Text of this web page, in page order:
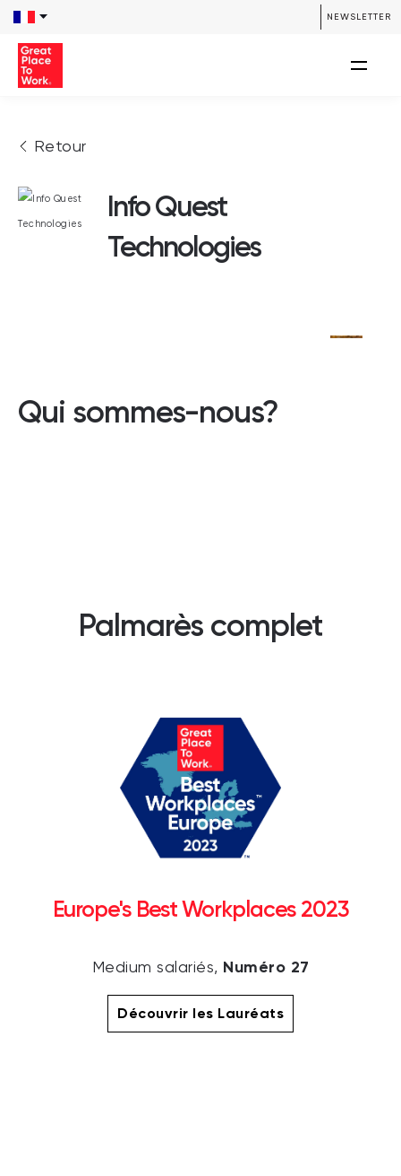
NEWSLETTER
Retour
Info Quest
Technologies
Qui sommes-nous?
Palmarès complet
Europe's Best Workplaces 2023
Medium salariés, Numéro 27
Découvrir les Lauréats